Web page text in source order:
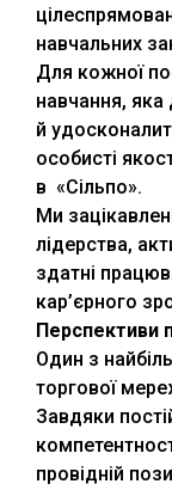
навчальних
Для кожної
навчання, яка
й
особисті
в «Сільпо».
Ми
лідерства,
здатні
кар’єрного
Перспективи
Один з
торгової
Завдяки
провідній